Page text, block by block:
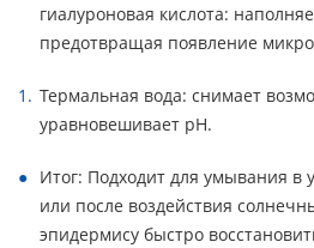
гиалуроновая кислота:
предотвращая появление
Термальная вода: снимает
уравновешивает pH.
Итог: Подходит для умывания в
или после воздействия
эпидермису быстро